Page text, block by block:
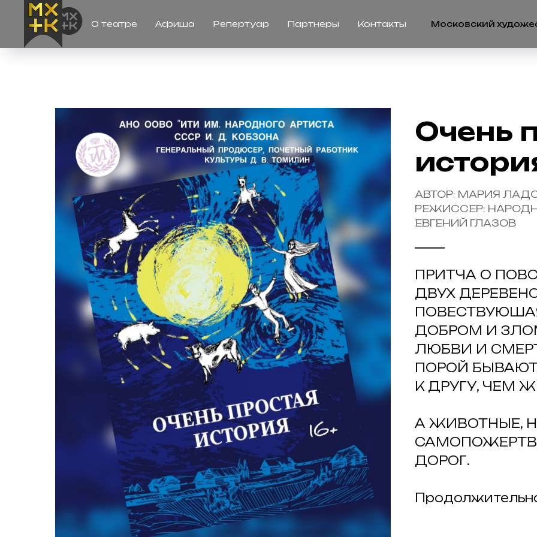
О театре
О театре Афиша Репертуар Партнеры Контакты Московский
Очень
АВТОР: МАРИЯ
РЕЖИССЕР:
ЕВГЕНИЙ ГЛАЗОВ
ПРИТЧА О
ДВУХ
ДОБРОМ И
ЛЮБВИ И
ПОРОЙ
К ДРУГУ, ЧЕМ
А ЖИВОТНЫЕ,
ДОРОГ.